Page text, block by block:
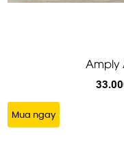
Amply
Mua ngay